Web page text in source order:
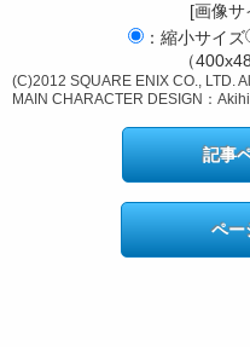
[画像サ
：縮小サイズ
（
(C)2012 SQUARE ENIX CO., LTD.
MAIN CHARACTER DESIGN：
記事
ペー